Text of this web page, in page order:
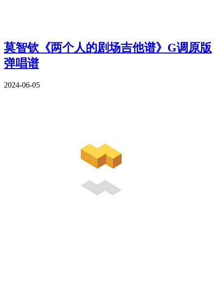
莫智钦《两个人的剧场吉他谱》G调原版
弹唱谱
2024-06-05